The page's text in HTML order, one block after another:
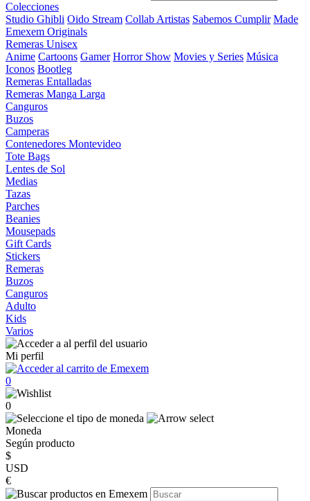
Colecciones
Studio Ghibli Oido Stream Collab Artistas Sabemos Cumplir Made
Emexem Originals
Remeras Unisex
Anime Cartoons Gamer Horror Show Movies y Series Música
Iconos Bootleg
Remeras Entalladas
Remeras Manga Larga
Canguros
Buzos
Camperas
Contenedores Montevideo
Tote Bags
Lentes de Sol
Medias
Tazas
Parches
Beanies
Mousepads
Gift Cards
Stickers
Remeras
Buzos
Canguros
Adulto
Kids
Varios
Mi perfil
0
0
Moneda
Según producto
$
USD
€